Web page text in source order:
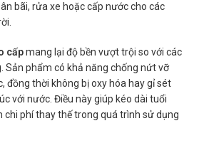
bãi, rửa xe hoặc cấp nước cho các
cấpmang lại độ bền vượt trội so với các
Sản phẩm có khả năng chống nứt vỡ
đồng thời không bị oxy hóa hay gỉ sét
với nước. Điều này giúp kéo dài tuổi
chi phí thay thế trong quá trình sử dụng